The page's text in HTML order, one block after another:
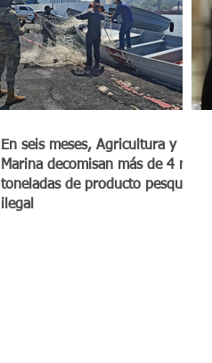
En seis meses, Agricultura y
Marina decomisan más de 4 mil
toneladas de producto pesquero
ilegal